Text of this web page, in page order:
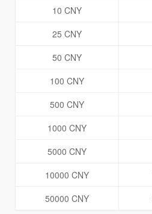
10 CNY
25 CNY
50 CNY
100 CNY
500 CNY
1000 CNY
5000 CNY
10000 CNY
50000 CNY